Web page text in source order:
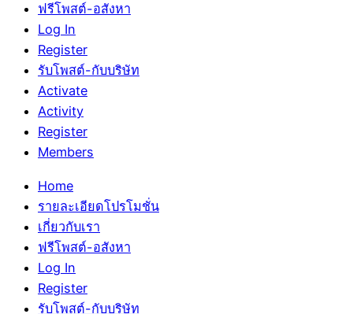
ฟรีโพสต์-อสังหา
Log In
Register
รับโพสต์-กับบริษัท
Activate
Activity
Register
Members
Home
รายละเอียดโปรโมชั่น
เกี่ยวกับเรา
ฟรีโพสต์-อสังหา
Log In
Register
รับโพสต์-กับบริษัท